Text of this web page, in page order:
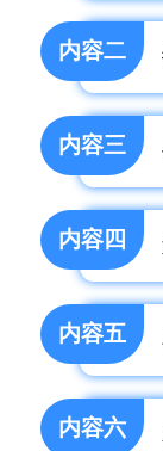
内容二
内容三
内容四
内容五
内容六